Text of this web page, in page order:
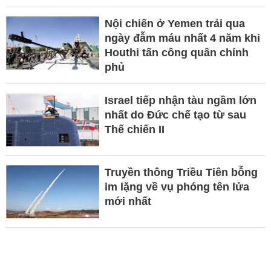
Nội chiến ở Yemen trải qua
ngày đẫm máu nhất 4 năm khi
Houthi tấn công quân chính
phủ
Israel tiếp nhận tàu ngầm lớn
nhất do Đức chế tạo từ sau
Thế chiến II
Truyền thông Triều Tiên bỗng
im lặng về vụ phóng tên lửa
mới nhất